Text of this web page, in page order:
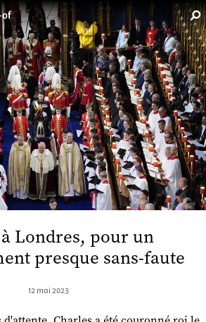
Londres, pour un
presque sans-faute
12 mai 2023